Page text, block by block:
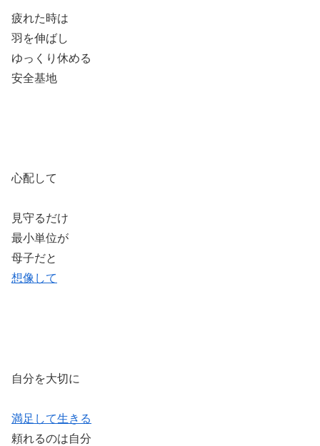
疲れた時は
羽を伸ばし
ゆっくり休める
安全基地
心配して
見守るだけ
最小単位が
母子だと
想像して
自分を大切に
満足して生きる
頼れるのは自分